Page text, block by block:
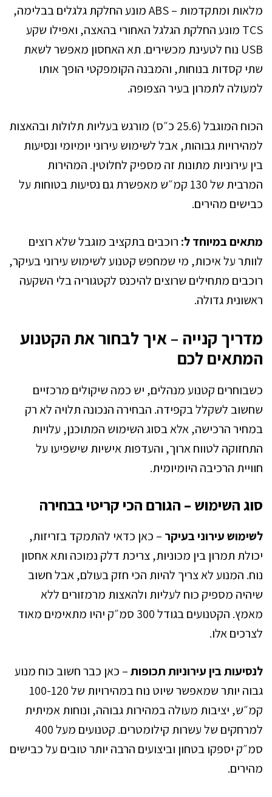
מלאות ומתקדמות – ABS מונע החלקת גלגלים בבלימה,
TCS מונע החלקת הגלגל האחורי בהאצה, ואפילו שקע
USB נוח לטעינת מכשירים. תא האחסון מאפשר לשאת
שתי קסדות בנוחות, והמבנה הקומפקטי הופך אותו
למעולה לתמרון בעיר הצפופה.
הכוח המוגבל (25.6 כ״ס) מורגש בעליות תלולות ובהאצות
למהירויות גבוהות, אבל לשימוש עירוני יומיומי ונסיעות
בין עירוניות מתונות זה מספיק לחלוטין. המהירות
המרבית של 130 קמ״ש מאפשרת גם נסיעות בטוחות על
כבישים מהירים.
מתאים במיוחד ל: רוכבים בתקציב מוגבל שלא רוצים
לוותר על איכות, מי שמחפש קטנוע לשימוש עירוני בעיקר,
רוכבים מתחילים שרוצים להיכנס לקטגוריה בלי השקעה
ראשונית גדולה.
מדריך קנייה – איך לבחור את הקטנוע
המתאים לכם
כשבוחרים קטנוע מנהלים, יש כמה שיקולים מרכזיים
שחשוב לשקלל בקפידה. הבחירה הנכונה תלויה לא רק
במחיר הרכישה, אלא בסוג השימוש המתוכנן, עלויות
התחזוקה לטווח ארוך, והעדפות אישיות שישפיעו על
חוויית הרכיבה היומיומית.
סוג השימוש – הגורם הכי קריטי בבחירה
לשימוש עירוני בעיקר – כאן כדאי להתמקד בזריזות,
יכולת תמרון בין מכוניות, צריכת דלק נמוכה ותא אחסון
נוח. המנוע לא צריך להיות הכי חזק בעולם, אבל חשוב
שיהיה מספיק כוח לעליות ולהאצות מרמזורים ללא
מאמץ. הקטנועים בגודל 300 סמ״ק יהיו מתאימים מאוד
לצרכים אלו.
לנסיעות בין עירוניות תכופות– כאן כבר חשוב כוח מנוע
גבוה יותר שמאפשר שיוט נוח במהירויות של 100-120
קמ״ש, יציבות מעולה במהירות גבוהה, ונוחות אמיתית
למרחקים של עשרות קילומטרים. קטנועים מעל 400
סמ״ק יספקו בטחון וביצועים הרבה יותר טובים על כבישים
מהירים.